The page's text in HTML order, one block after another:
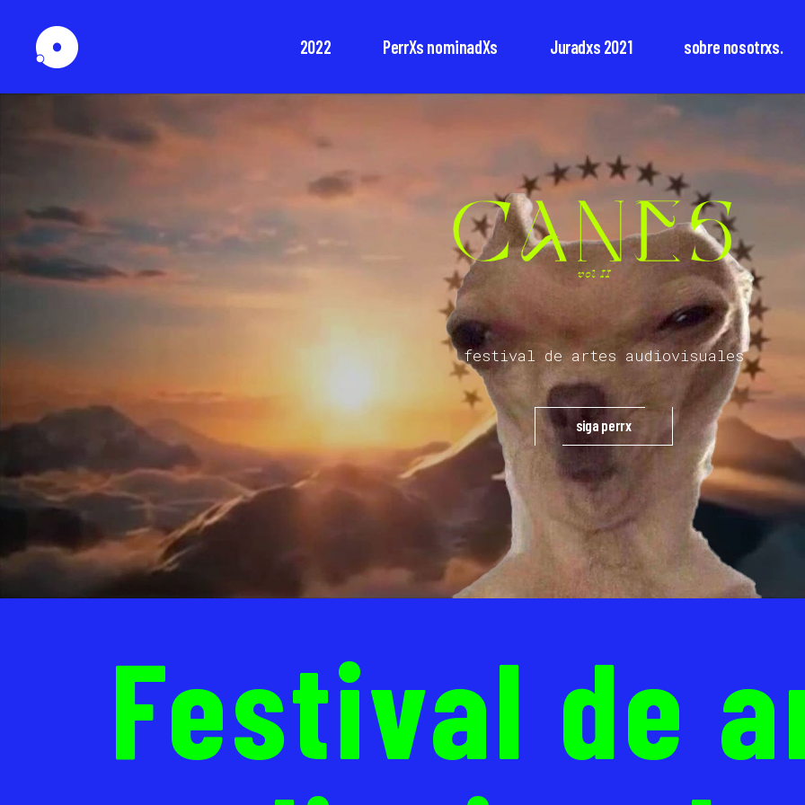
2022 PerrXs nominadXs Juradxs 2021 sobre nosotrxs.
festival de artes audiovisuales
siga perrx
Festival de